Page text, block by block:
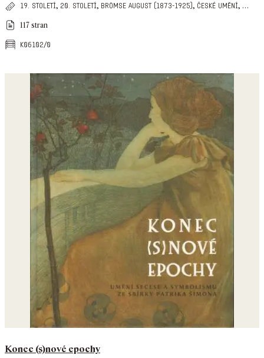
19. století, 20. století, brömse august (1873-1925), české umění, …
117 stran
k06102/0
Konec (s)nové epochy